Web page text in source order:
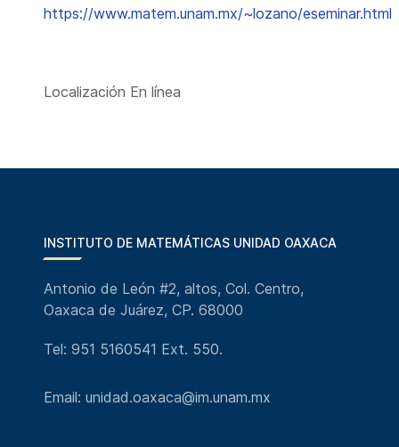
https://www.matem.unam.mx/~lozano/eseminar.html
Localización En línea
INSTITUTO DE MATEMÁTICAS UNIDAD OAXACA
Antonio de León #2, altos, Col. Centro,
Oaxaca de Juárez, CP. 68000
Tel: 951 5160541 Ext. 550.
Email: unidad.oaxaca@im.unam.mx